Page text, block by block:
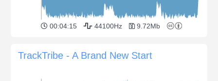
00:04:15 44100Hz 9.72Mb
TrackTribe - A Brand New Start